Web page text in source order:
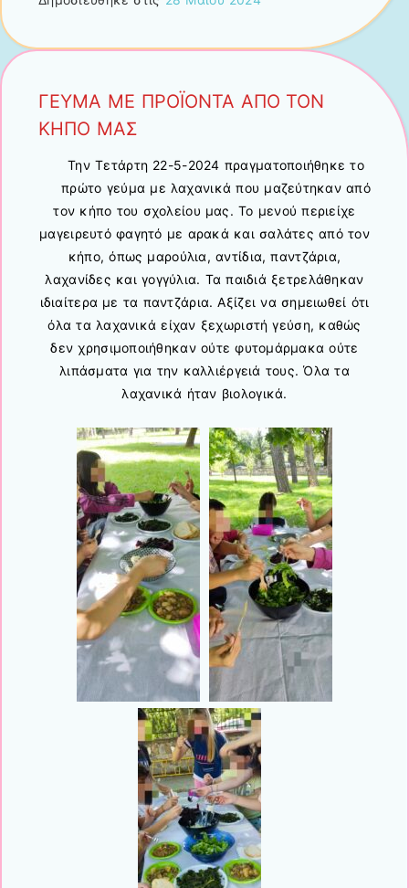
ΓΕΥΜΑ ΜΕ ΠΡΟΪΟΝΤΑ ΑΠΟ ΤΟΝ
ΚΗΠΟ ΜΑΣ
Την Τετάρτη 22-5-2024 πραγματοποιήθηκε το
πρώτο γεύμα με λαχανικά που μαζεύτηκαν από
τον κήπο του σχολείου μας. Το μενού περιείχε
μαγειρευτό φαγητό με αρακά και σαλάτες από τον
κήπο, όπως μαρούλια, αντίδια, παντζάρια,
λαχανίδες και γογγύλια. Τα παιδιά ξετρελάθηκαν
ιδιαίτερα με τα παντζάρια. Αξίζει να σημειωθεί ότι
όλα τα λαχανικά είχαν ξεχωριστή γεύση, καθώς
δεν χρησιμοποιήθηκαν ούτε φυτομάρμακα ούτε
λιπάσματα για την καλλιέργειά τους. Όλα τα
λαχανικά ήταν βιολογικά.